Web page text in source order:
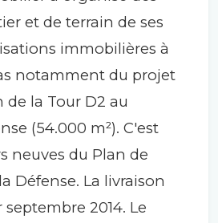
et de terrain de ses
immobilières à
notamment du projet
la Tour D2 au
(54.000 m²). C'est
neuves du Plan de
Défense. La livraison
2014. Le